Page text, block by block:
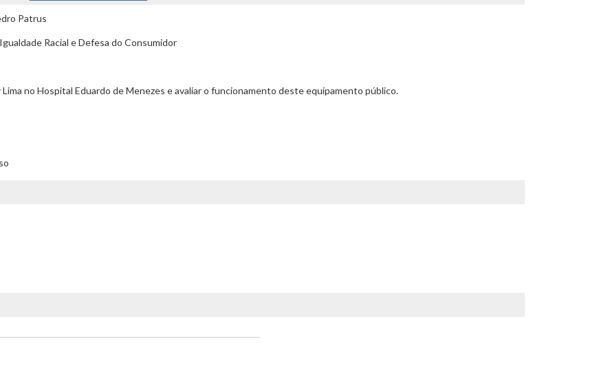
Patrus
Racial e Defesa do Consumidor
no Hospital Eduardo de Menezes e avaliar o funcionamento deste equipamento público.